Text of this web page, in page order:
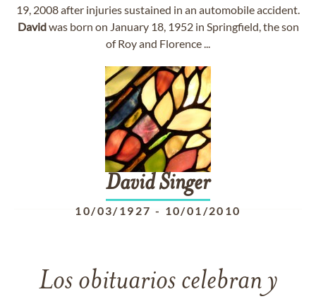
19, 2008 after injuries sustained in an automobile accident.
Davidwas born on January 18, 1952 in Springfield, the son
of Roy and Florence ...
DavidSinger
10/03/1927 - 10/01/2010
Los obituarios celebran y